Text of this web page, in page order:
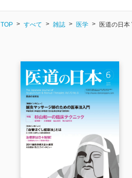
TOP すべて 雑誌 医学 医道の日